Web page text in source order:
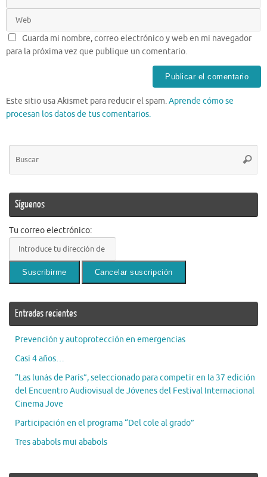
Guarda mi nombre, correo electrónico y web en mi navegador
para la próxima vez que publique un comentario.
Este sitio usa Akismet para reducir el spam.Aprende cómo se
procesan los datos de tus comentarios.
Síguenos
Tu correo electrónico:
Entradas recientes
Prevención y autoprotección en emergencias
Casi 4 años…
“Las lunás de París”, seleccionado para competir en la 37 edición
del Encuentro Audiovisual de Jóvenes del Festival Internacional
Cinema Jove
Participación en el programa “Del cole al grado”
Tres ababols mui ababols